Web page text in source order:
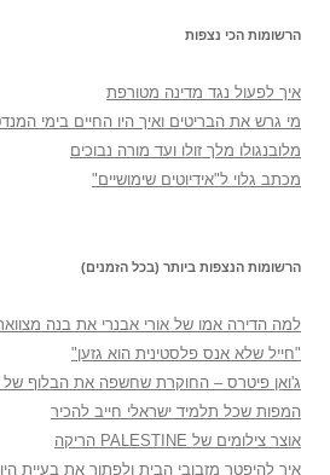
הרשומות הכי נצפות
איך לפעול נגד מדינה מטורפת
מי גרש את הבריטים ואיך היו החיים בימי
מלובנגולו מלך זולו ועד מורה נבוכים
מכתב גלוי ל"אידיוטים שימושיים"
הרשומות הנצפות ביותר (בכל הזמנים)
למה הדירה אמו של אורי אבנרי את בנה
"חייל שלא אנס פלסטינית הוא גזען"
ג'ואן פיטרס – החוקרת שחשפה את הבלוף של
המפות שכל תלמיד ישראלי חייב להכיר
אוצר צילומים של PALESTINE הריקה
איך להיפטר מזבובי הבית ולפתור את בעיית